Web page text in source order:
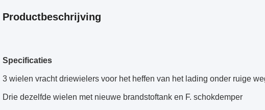
Productbeschrijving
Specificaties
3 wielen vracht driewielers voor het heffen van het lading onder ruige
Drie dezelfde wielen met nieuwe brandstoftank en F. schokdemper